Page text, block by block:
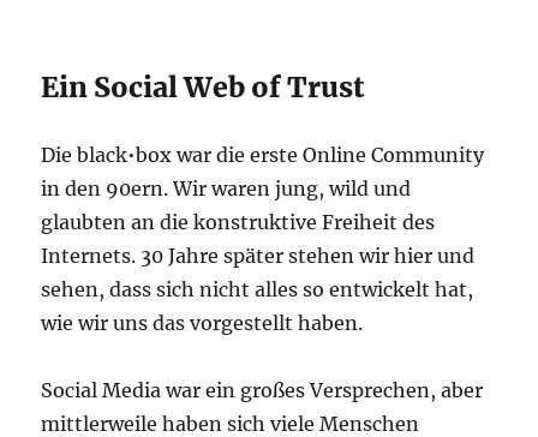
Ein Social Web of Trust
Die black•box war die erste Online Community
in den 90ern. Wir waren jung, wild und
glaubten an die konstruktive Freiheit des
Internets. 30 Jahre später stehen wir hier und
sehen, dass sich nicht alles so entwickelt hat,
wie wir uns das vorgestellt haben.
Social Media war ein großes Versprechen, aber
mittlerweile haben sich viele Menschen